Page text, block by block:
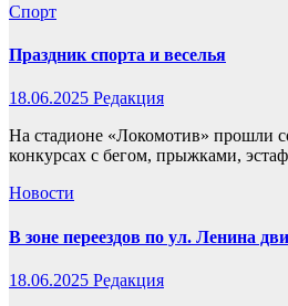
Спорт
Праздник спорта и веселья
18.06.2025 Редакция
На стадионе «Локомотив» прошли
конкурсах с бегом, прыжками,
Новости
В зоне переездов по ул. Ленина
18.06.2025 Редакция